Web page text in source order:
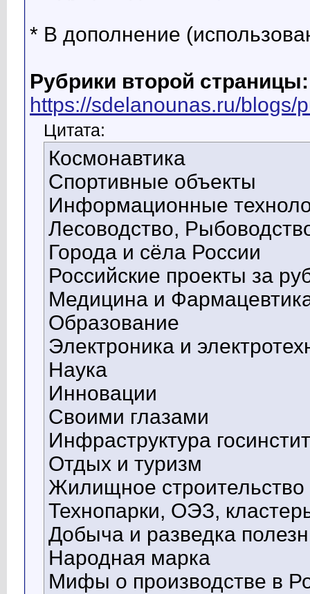
* В дополнение
Рубрики второй страницы:
https://sdelanounas.ru/blogs/
Цитата:
Космонавтика
Спортивные объекты
Информационные
Лесоводство,
Города и сёла России
Российские проекты за
Медицина и
Образование
Электроника и
Наука
Инновации
Своими глазами
Инфраструктура
Отдых и туризм
Жилищное строительство
Технопарки, ОЭЗ,
Добыча и разведка
Народная марка
Мифы о производстве в